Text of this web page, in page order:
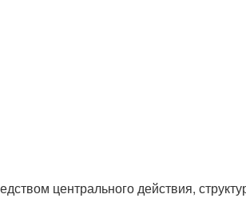
центрального действия,